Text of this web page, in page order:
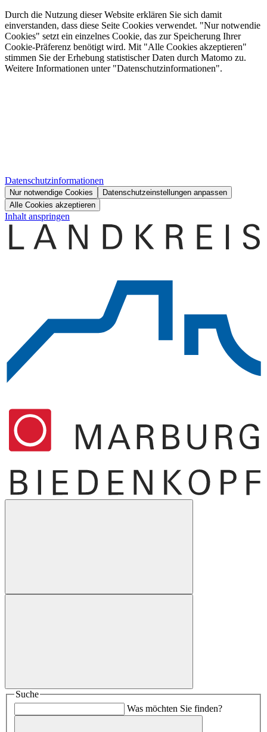
Durch die Nutzung dieser Website erklären Sie sich damit
einverstanden, dass diese Seite Cookies verwendet. "Nur notwendie
Cookies" setzt ein einzelnes Cookie, das zur Speicherung Ihrer
Cookie-Präferenz benötigt wird. Mit "Alle Cookies akzeptieren"
stimmen Sie der Erhebung statistischer Daten durch Matomo zu.
Weitere Informationen unter "Datenschutzinformationen".
Datenschutzinformationen
Nur notwendige Cookies
Datenschutzeinstellungen anpassen
Alle Cookies akzeptieren
Inhalt anspringen
Suche
Was möchten Sie finden?